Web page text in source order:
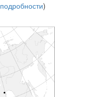
подробности)